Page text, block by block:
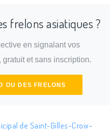
frelons asiatiques ?
en signalant vos
et sans inscription.
OU DES FRELONS
de Saint-Gilles-Croix-